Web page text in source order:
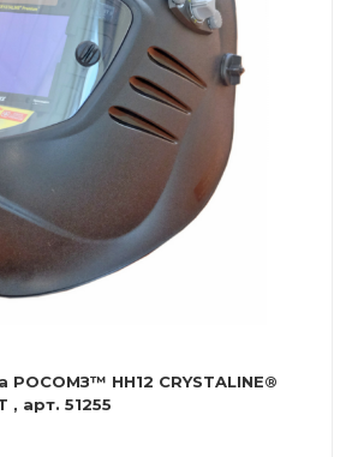
РОСОМЗ™ НН12 CRYSTALINE®
, арт. 51255